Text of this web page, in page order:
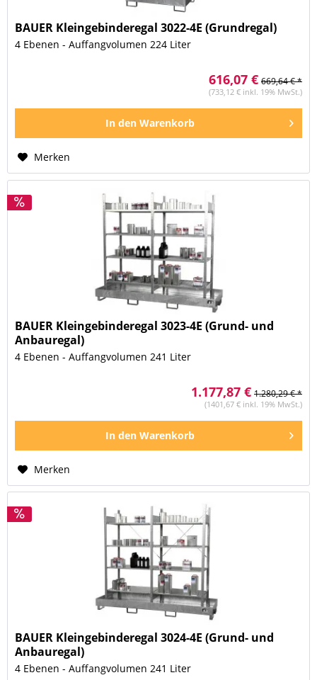
BAUER Kleingebinderegal 3022-4E (Grundregal)
4 Ebenen - Auffangvolumen 224 Liter
616,07 € 669,64 € *
(733,12 € inkl. 19% MwSt.)
In den Warenkorb
Merken
BAUER Kleingebinderegal 3023-4E (Grund- und
Anbauregal)
4 Ebenen - Auffangvolumen 241 Liter
1.177,87 € 1.280,29 € *
(1401,67 € inkl. 19% MwSt.)
In den Warenkorb
Merken
BAUER Kleingebinderegal 3024-4E (Grund- und
Anbauregal)
4 Ebenen - Auffangvolumen 241 Liter